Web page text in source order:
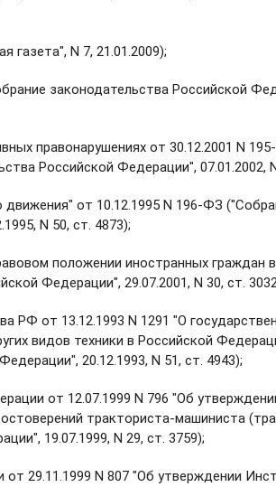
газета", N 7, 21.01.2009);
законодательства Российской
правонарушениях от 30.12.2001 N
Российской Федерации", 07.01.2002,
от 10.12.1995 N 196-ФЗ
N 50, ст. 4873);
положении иностранных граждан
Федерации", 29.07.2001, N 30, ст.
РФ от 13.12.1993 N 1291 "О
видов техники в Российской
20.12.1993, N 51, ст. 4943);
от 12.07.1999 N 796 "Об
тракториста-машиниста
19.07.1999, N 29, ст. 3759);
29.11.1999 N 807 "Об утверждении